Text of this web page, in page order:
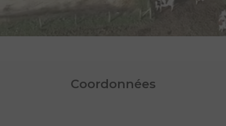
Coordonnées